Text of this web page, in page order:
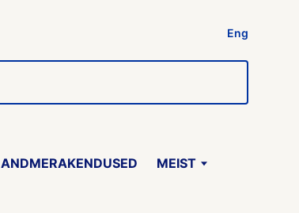
Eng
ANDMERAKENDUSED MEIST